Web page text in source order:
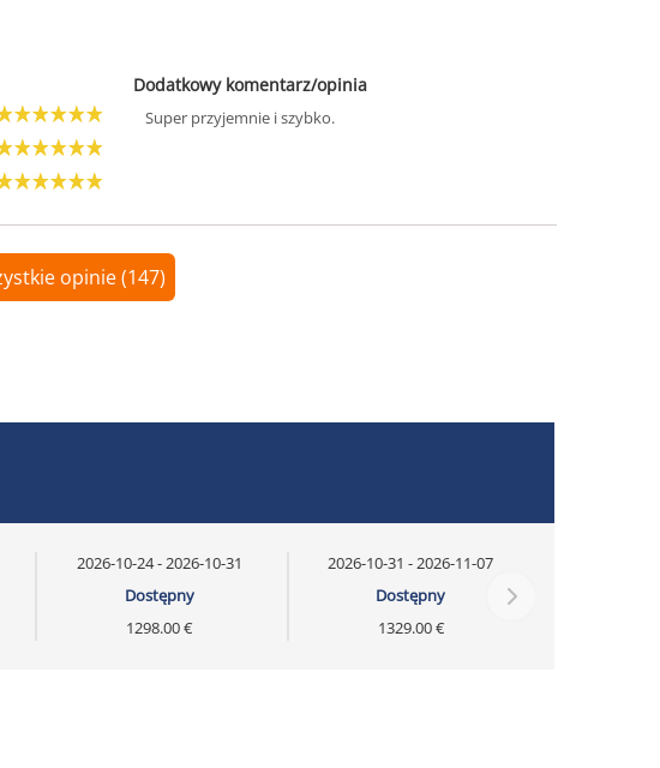
Dodatkowy komentarz/opinia
Super przyjemnie i szybko.
opinie (147)
2026-10-24 - 2026-10-31
Dostępny
1298.00 €
2026-10-31 - 2026-11-07
Dostępny
1329.00 €